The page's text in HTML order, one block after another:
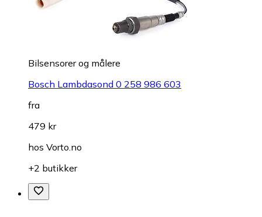
Bilsensorer og målere
Bosch Lambdasond 0 258 986 603
fra
479 kr
hos Vorto.no
+2 butikker